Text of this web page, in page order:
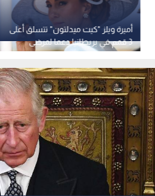
أميرة ويلز "كيت ميدلتون" تتسلق أعلى
3 قمم في بريطانيا دعما لمرضى
السرطان